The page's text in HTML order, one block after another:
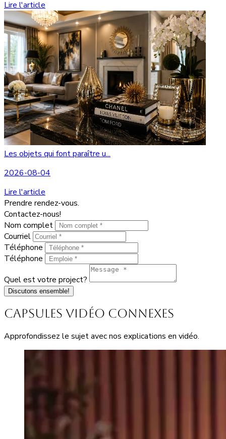
Lire l'article
Les objets qui font paraître u...
2026-08-04
Lire l'article
Prendre rendez-vous.
Contactez-nous!
Nom complet
Courriel
Téléphone
Téléphone
Quel est votre project?
Discutons ensemble!
Capsules vidéo connexes
Approfondissez le sujet avec nos explications en vidéo.